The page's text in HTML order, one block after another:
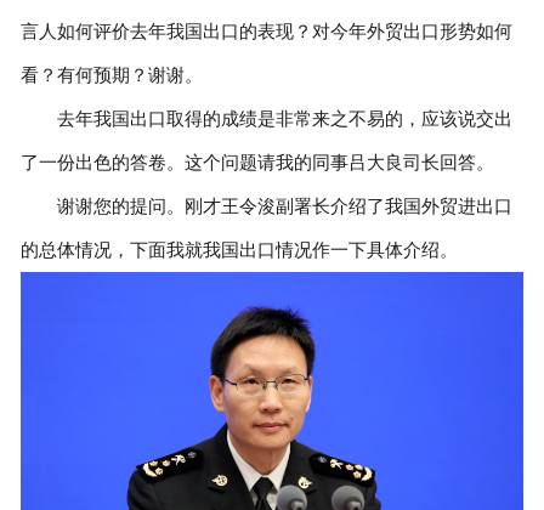
言人如何评价去年我国出口的表现？对今年外贸出口形势如何
看？有何预期？谢谢。
去年我国出口取得的成绩是非常来之不易的，应该说交出
了一份出色的答卷。这个问题请我的同事吕大良司长回答。
谢谢您的提问。刚才王令浚副署长介绍了我国外贸进出口
的总体情况，下面我就我国出口情况作一下具体介绍。